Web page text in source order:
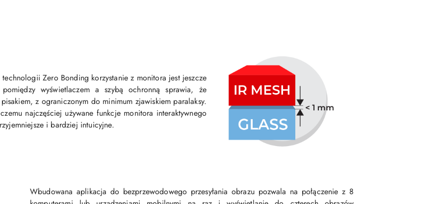
Zero Bonding korzystanie z monitora jest jeszcze
pomiędzy wyświetlaczem a szybą ochronną sprawia, że
z ograniczonym do minimum zjawiskiem paralaksy.
najczęściej używane funkcje monitora interaktywnego
i bardziej intuicyjne.
Wbudowana aplikacja do bezprzewodowego przesyłania obrazu pozwala na połączenie z 8